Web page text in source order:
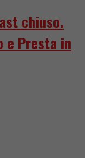
chiuso.
e Presta in